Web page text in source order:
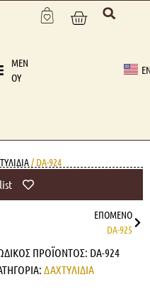
MEN
OY
/ DA-924
ΕΠΌΜΕΝΟ
DA-925
ΠΡΟΪΌΝΤΟΣ: DA-924
ΔΑΧΤΥΛΙΔΙΑ